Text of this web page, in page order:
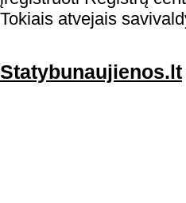
Tokiais atvejais
Statybunaujienos.lt